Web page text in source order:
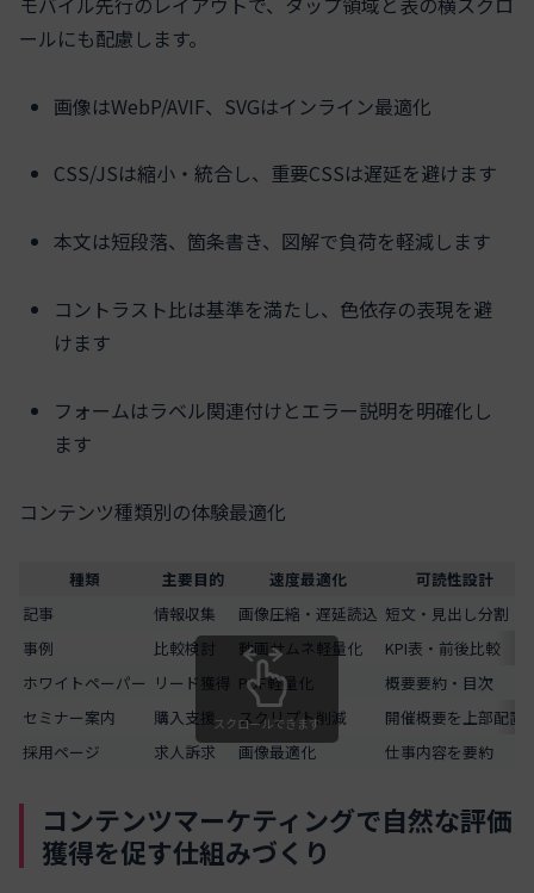
ールにも配慮します。
画像はWebP/AVIF、SVGはインライン最適化
CSS/JSは縮小・統合し、重要CSSは遅延を避けます
本文は短段落、箇条書き、図解で負荷を軽減します
コントラスト比は基準を満たし、色依存の表現を避
けます
フォームはラベル関連付けとエラー説明を明確化し
ます
コンテンツ種類別の体験最適化
種類 主要目的 速度最適化
可読性設計
記事
情報収集 画像圧縮・遅延読込 短文・見出し分割
事例
比較検討 動画サムネ軽量化 KPI表・前後比較
ホワイトペーパー リード獲得 PDF軽量化 概要要約・目次
セミナー案内
購入支援 スクリプト削減 開催概要を上部配置
採用ページ
求人訴求 画像最適化 仕事内容を要約
スクロールできます
コンテンツマーケティングで自然な評価
獲得を促す仕組みづくり